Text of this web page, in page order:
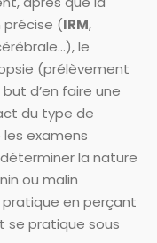
(IRM,
le
(prélèvement
d’en faire une
du type de
examens
la nature
ou malin
pratique en perçant
se pratique sous